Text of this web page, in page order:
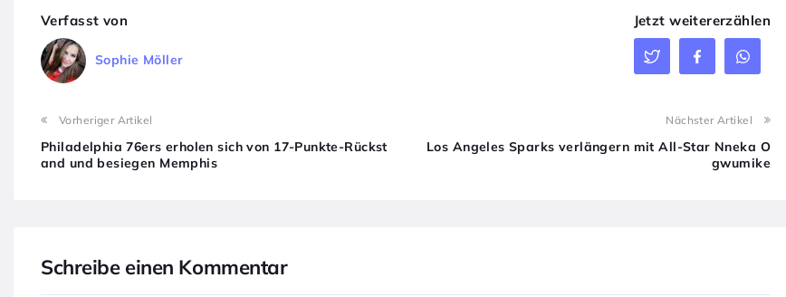
Verfasst von
Sophie Möller
Jetzt weitererzählen
Vorheriger Artikel
Philadelphia 76ers erholen sich von 17-Punkte-Rückst
and und besiegen Memphis
Nächster Artikel
Los Angeles Sparks verlängern mit All-Star Nneka O
gwumike
Schreibe einen Kommentar